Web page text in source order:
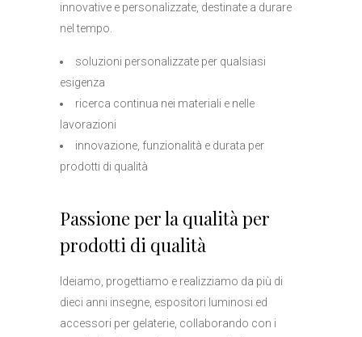
innovative e personalizzate, destinate a durare
nel tempo.
soluzioni personalizzate per qualsiasi
esigenza
ricerca continua nei materiali e nelle
lavorazioni
innovazione, funzionalità e durata per
prodotti di qualità
Passione per la qualità per
prodotti di qualità
Ideiamo, progettiamo e realizziamo da più di
dieci anni insegne, espositori luminosi ed
accessori per gelaterie, collaborando con i